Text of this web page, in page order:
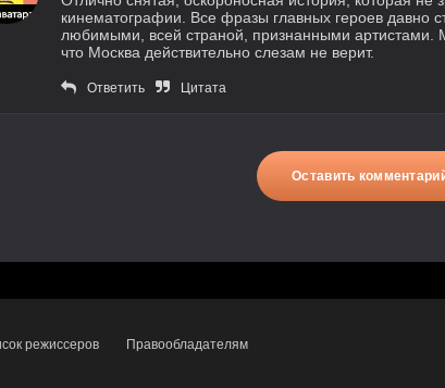
кинематографии. Все фразы главных героев давно
любимыми, всей страной, признанными артистами.
что Москва действительно слезам не верит.
Ответить Цитата
Оставить
режиссеров Правообладателям